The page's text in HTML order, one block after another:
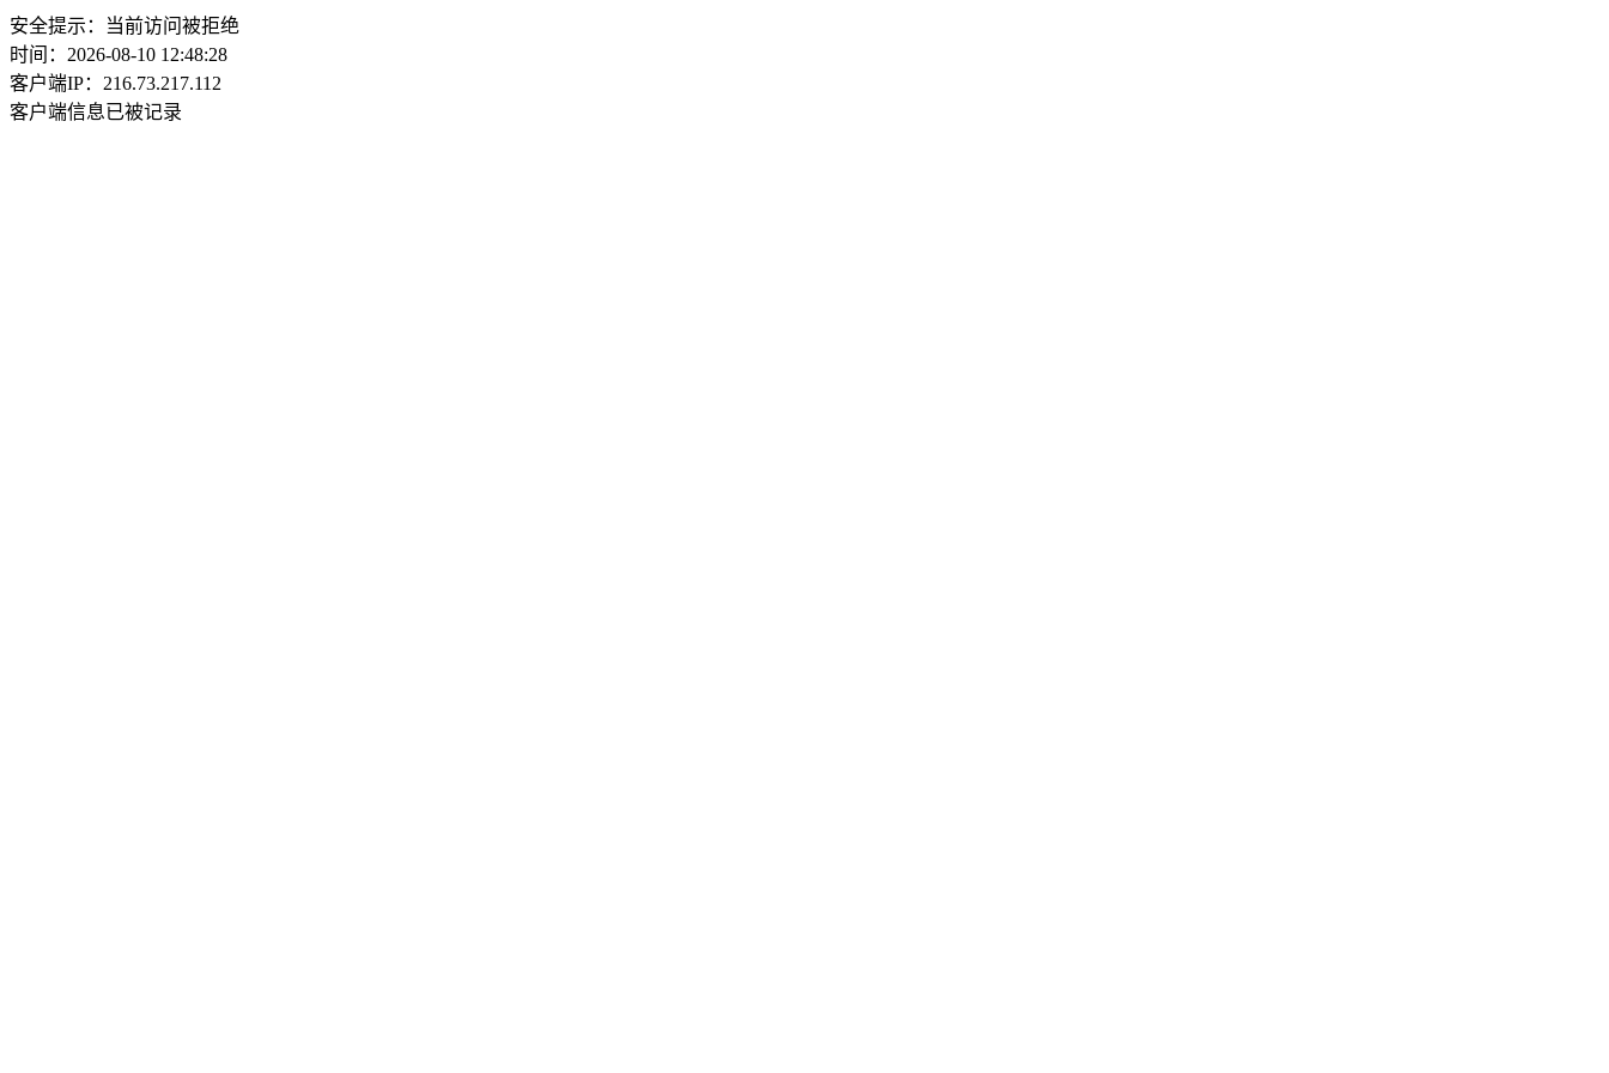
安全提示：当前访问被拒绝
时间：2026-08-10 12:48:28
客户端IP：216.73.217.112
客户端信息已被记录